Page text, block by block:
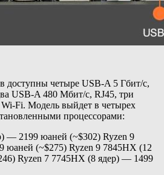
доступны четыре USB-A 5 Гбит/с,
USB-A 480 Мбит/с, RJ45, три
Fi. Модель выйдет в четырех
процессорами:
— 2199 юаней (~$302) Ryzen 9
юаней (~$275) Ryzen 9 7845HX (12
Ryzen 7 7745HX (8 ядер) — 1499